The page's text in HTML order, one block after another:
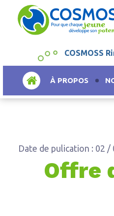
COSMOSS
ACCUEILÀ PROPOS
Date de pulication : 02 /
Offre